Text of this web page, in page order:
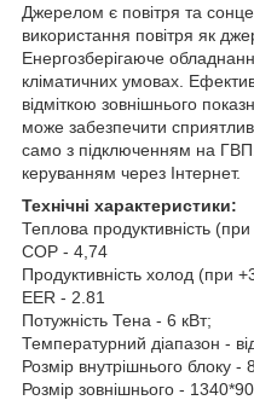
Джерелом є повітря та
використання повітря як
Енергозберігаюче
кліматичних умовах.
відміткою зовнішнього
може забезпечити
само з підключенням на
керуванням через Інтернет.
Технічні характеристики:
Теплова продуктивність
COP - 4,74
Продуктивність холод (при
EER - 2.81
Потужність Тена - 6 кВт;
Температурний діапазон -
Розмір внутрішнього блоку
Розмір зовнішнього -